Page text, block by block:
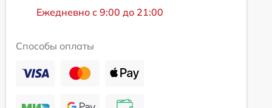
Ежедневно с 9:00 до 21:00
Способы оплаты